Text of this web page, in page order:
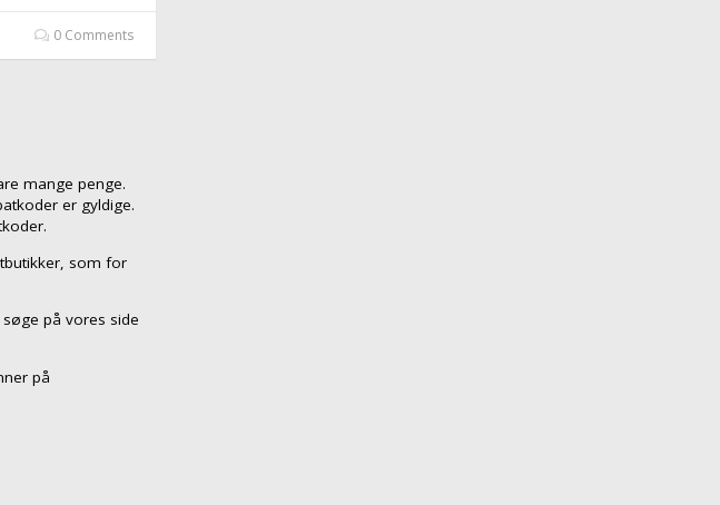
0 Comments
mange penge.
er gyldige.
som for
på vores side
på